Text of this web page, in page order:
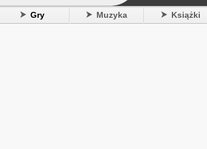
Gry Muzyka Książki